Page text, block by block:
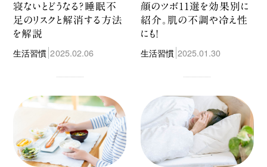
寝ないとどうなる？睡眠不
足のリスクと解消する方法
を解説
生活習慣 2025.02.06
顔のツボ11選を効果別に
紹介。肌の不調や冷え性
にも!
生活習慣 2025.01.30